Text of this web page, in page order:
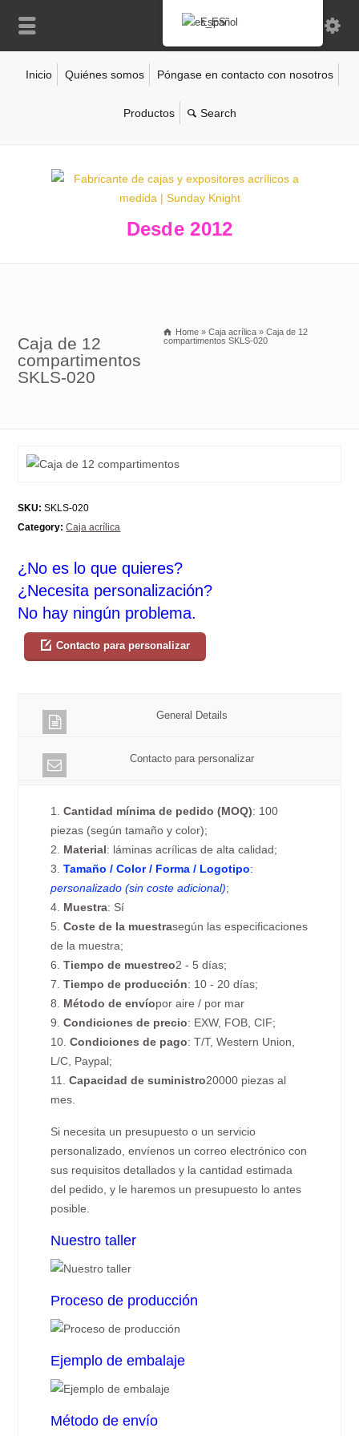
Inicio Quiénes somos Póngase en contacto con nosotros
Productos
Desde 2012
Caja de 12
compartimentos
SKLS-020
Home » Caja acrílica » Caja de 12
compartimentos SKLS-020
SKU: SKLS-020
Category: Caja acrílica
¿No es lo que quieres?
¿Necesita personalización?
No hay ningún problema.
Contacto para personalizar
General Details
Contacto para personalizar
1.Cantidad mínima de pedido (MOQ): 100
piezas (según tamaño y color);
2. Material: láminas acrílicas de alta calidad;
3.Tamaño / Color / Forma / Logotipo:
personalizado (sin coste adicional);
4. Muestra: Sí
5.Coste de la muestrasegún las especificaciones
de la muestra;
6.Tiempo de muestreo2 - 5 días;
7.Tiempo de producción: 10 - 20 días;
8. Método de envíopor aire / por mar
9.Condiciones de precio: EXW, FOB, CIF;
10.Condiciones de pago: T/T, Western Union,
L/C, Paypal;
11.Capacidad de suministro20000 piezas al
mes.
Si necesita un presupuesto o un servicio
personalizado, envíenos un correo electrónico con
sus requisitos detallados y la cantidad estimada
del pedido, y le haremos un presupuesto lo antes
posible.
Nuestro taller
Proceso de producción
Ejemplo de embalaje
Método de envío
Español